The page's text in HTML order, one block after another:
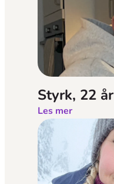
Styrk, 22 år
Les mer